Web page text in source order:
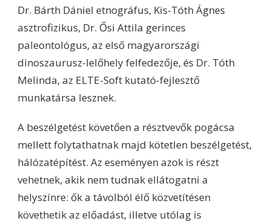
Dr. Bárth Dániel etnográfus, Kis-Tóth Ágnes
asztrofizikus, Dr. Ősi Attila gerinces
paleontológus, az első magyarországi
dinoszaurusz-lelőhely felfedezője, és Dr. Tóth
Melinda, az ELTE-Soft kutató-fejlesztő
munkatársa lesznek.
A beszélgetést követően a résztvevők pogácsa
mellett folytathatnak majd kötetlen beszélgetést,
hálózatépítést. Az eseményen azok is részt
vehetnek, akik nem tudnak ellátogatni a
helyszínre: ők a távolból élő közvetítésen
követhetik az előadást, illetve utólag is